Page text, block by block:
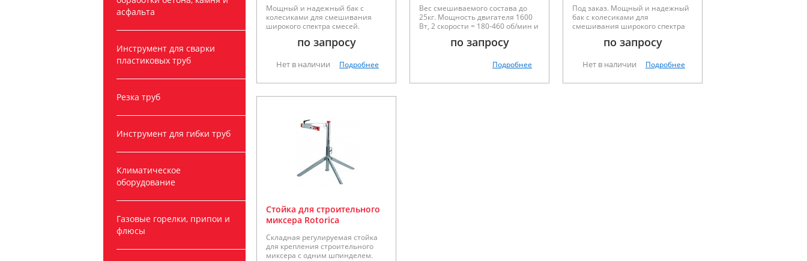
асфальта
Инструмент для сварки
пластиковых труб
Резка труб
Инструмент для гибки труб
Климатическое
оборудование
Газовые горелки, припои и
флюсы
Мощный и надежный бак с
колесиками для смешивания
широкого спектра смесей.
емкость 50л, обороты 65 об/мин.
по запросу
Нет в наличии Подробнее
Вес смешиваемого состава до
25кг. Мощность двигателя 1600
Вт, 2 скорости = 180-460 об/мин и
момент 72.0 Нм, соединение
смесительный стержень 120мм,
по запросу
Подробнее
Под заказ. Мощный и надежный
бак с колесиками для
смешивания широкого спектра
усилие 172Нм, емкость 120л.
250кг.
по запросу
Нет в наличии Подробнее
Стойка для строительного
миксера Rotorica
Складная регулируемая стойка
для крепления строительного
миксера с одним шпинделем.